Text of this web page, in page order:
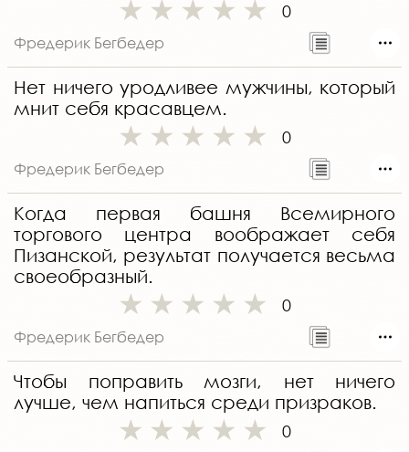
0
Фредерик Бегбедер
Нет ничего уродливее мужчины, который
мнит себя красавцем.
0
Фредерик Бегбедер
Когда первая башня Всемирного
торгового центра воображает себя
Пизанской, результат получается весьма
своеобразный.
0
Фредерик Бегбедер
Чтобы поправить мозги, нет ничего
лучше, чем напиться среди призраков.
0